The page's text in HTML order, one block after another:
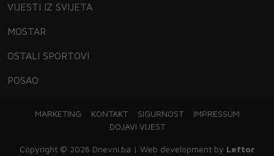
VIJESTI IZ SVIJETA
MOSTAR
OSTALI SPORTOVI
POSAO
MARKETING KONTAKT SIGURNOST
IMPRESSUM
DOJAVI VIJEST
Copyright © 2026 Dnevni.ba | Web development by Leftor